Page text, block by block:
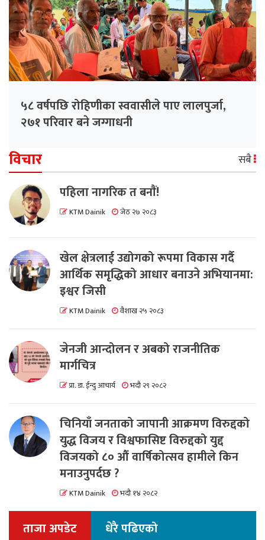
५८ वर्षपछि रोहिणीका स्ववासीले पाए लालपुर्जा,
२७१ परिवार बने जग्गाधनी
विचार सबै
पहिला नागरिक त बनाैं!
KTM Dainik जेठ २७ २०८३
खेल क्षेत्रलाई उद्योगको रूपमा विकास गर्दै
आर्थिक समृद्धिको आधार बनाउने अभियानमा:
इश्वर जिसी
KTM Dainik वैशाख २५ २०८३
जेनजी आन्दोलन र अबको राजनीतिक
मार्गचित्र
प्रा. डा. ईन्दु आचार्य भदौ २९ २०८२
चिनियाँ जनताको जापानी आक्रमण विरुद्दको
युद्ध विजय र विश्वफासिष्ट विरुद्दको युद्द
विजयको ८० औं वार्षिकोत्सव हामीले किन
मनाउनुपर्दछ ?
KTM Dainik भदौ १४ २०८२
ताजा अपडेट धेरै पढिएको